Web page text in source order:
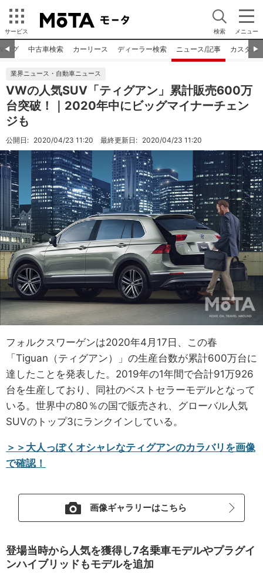
サービス 検索 メニュー
◀︎ ▶︎
ログ 中古車検索 カーリース ディーラー検索 ニュース/記事 カスタム
業界ニュース・自動車ニュース
VWの人気SUV「ティグアン」累計販売600万
台突破！｜2020年中にビッグマイナーチェン
ジも
公開日: 2020/04/23 11:20 最終更新日: 2020/04/23 11:20
フォルクスワーゲンは2020年4月17日、この春
「Tiguan（ティグアン）」の生産台数が累計600万台に
達したことを発表した。2019年の1年間で合計91万926
台を生産しており、同社のベストセラーモデルとなって
いる。世界中の80％の国で販売され、グローバル人気
SUVのトップ3にランクインしている。
＞＞大人っぽくオシャレなティグアンのカラバリを画像
で確認！
画像ギャラリーはこちら
登場当時から人気を獲得し7名乗車モデルやプラグイ
ンハイブリッドもモデルを追加